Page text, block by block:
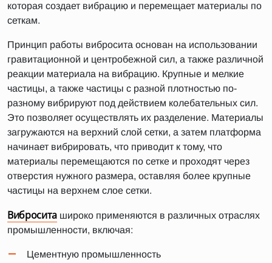
которая создает вибрацию и перемещает материалы по
сеткам.
Принцип работы вибросита основан на использовании
гравитационной и центробежной сил, а также различной
реакции материала на вибрацию. Крупные и мелкие
частицы, а также частицы с разной плотностью по-
разному вибрируют под действием колебательных сил.
Это позволяет осуществлять их разделение. Материалы
загружаются на верхний слой сетки, а затем платформа
начинает вибрировать, что приводит к тому, что
материалы перемещаются по сетке и проходят через
отверстия нужного размера, оставляя более крупные
частицы на верхнем слое сетки.
Вибросита широко применяются в различных отраслях
промышленности, включая:
Цементную промышленность